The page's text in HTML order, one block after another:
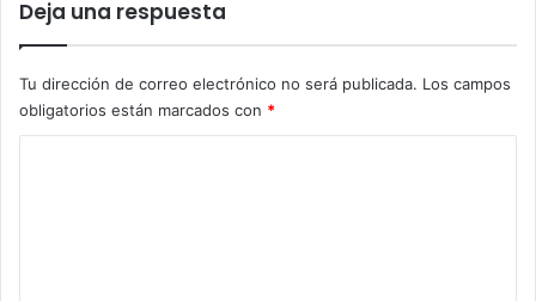
Deja una respuesta
Tu dirección de correo electrónico no será publicada. Los campos
obligatorios están marcados con *